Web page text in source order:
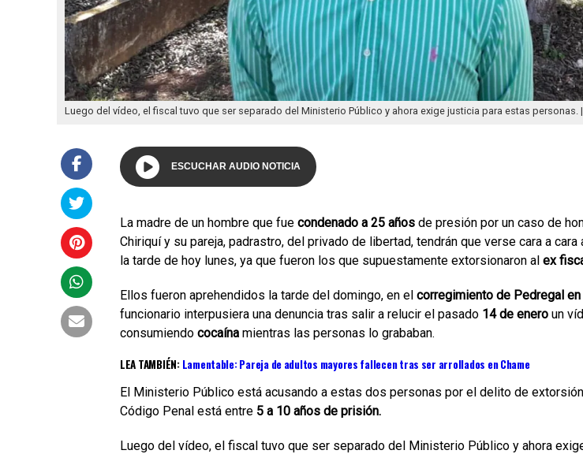
Luego del vídeo, el fiscal tuvo que ser separado del Ministerio Público y ahora exige justicia para estas personas.
ESCUCHAR AUDIO NOTICIA
La madre de un hombre que fue condenado a 25 años de presión por un caso de
Chiriquí y su pareja, padrastro, del privado de libertad, tendrán que verse cara a cara
la tarde de hoy lunes, ya que fueron los que supuestamente extorsionaron al ex
Ellos fueron aprehendidos la tarde del domingo, en el corregimiento de Pedregal en
funcionario interpusiera una denuncia tras salir a relucir el pasado 14 de enero un
consumiendo cocaína mientras las personas lo grababan.
LEA TAMBIÉN: Lamentable: Pareja de adultos mayores fallecen tras ser arrollados en Chame
El Ministerio Público está acusando a estas dos personas por el delito de
Código Penal está entre 5 a 10 años de prisión.
Luego del vídeo, el fiscal tuvo que ser separado del Ministerio Público y ahora